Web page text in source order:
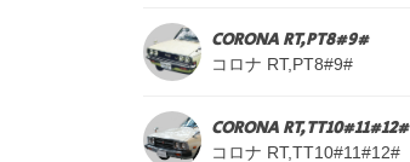
CORONA RT,PT8#9#
コロナ RT,PT8#9#
CORONA RT,TT10#11#12#
コロナ RT,TT10#11#12#